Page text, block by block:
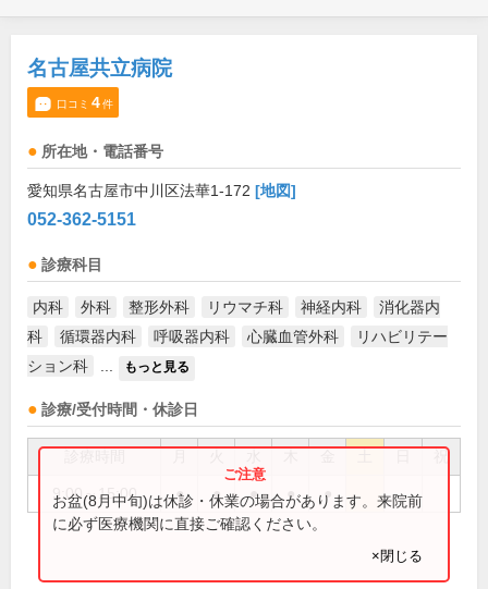
名古屋共立病院
口コミ 4件
所在地・電話番号
愛知県名古屋市中川区法華1-172 [地図]
052-362-5151
診療科目
内科 外科 整形外科 リウマチ科 神経内科
消化器内
科
循環器内科 呼吸器内科 心臓血管外科
リハビリテー
ション科
もっと見る
診療/受付時間・休診日
祝
9:00～15:00 ● ● ● ● ●
お盆(8月中旬)は休診・休業の場合があります。来院前
に必ず医療機関に直接ご確認ください。
×閉じる